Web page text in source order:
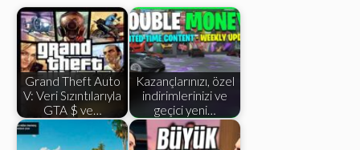
Grand Theft Auto
V: Veri Sızıntılarıyla
GTA $ ve…
Kazançlarınızı, özel
indirimlerinizi ve
geçici yeni…